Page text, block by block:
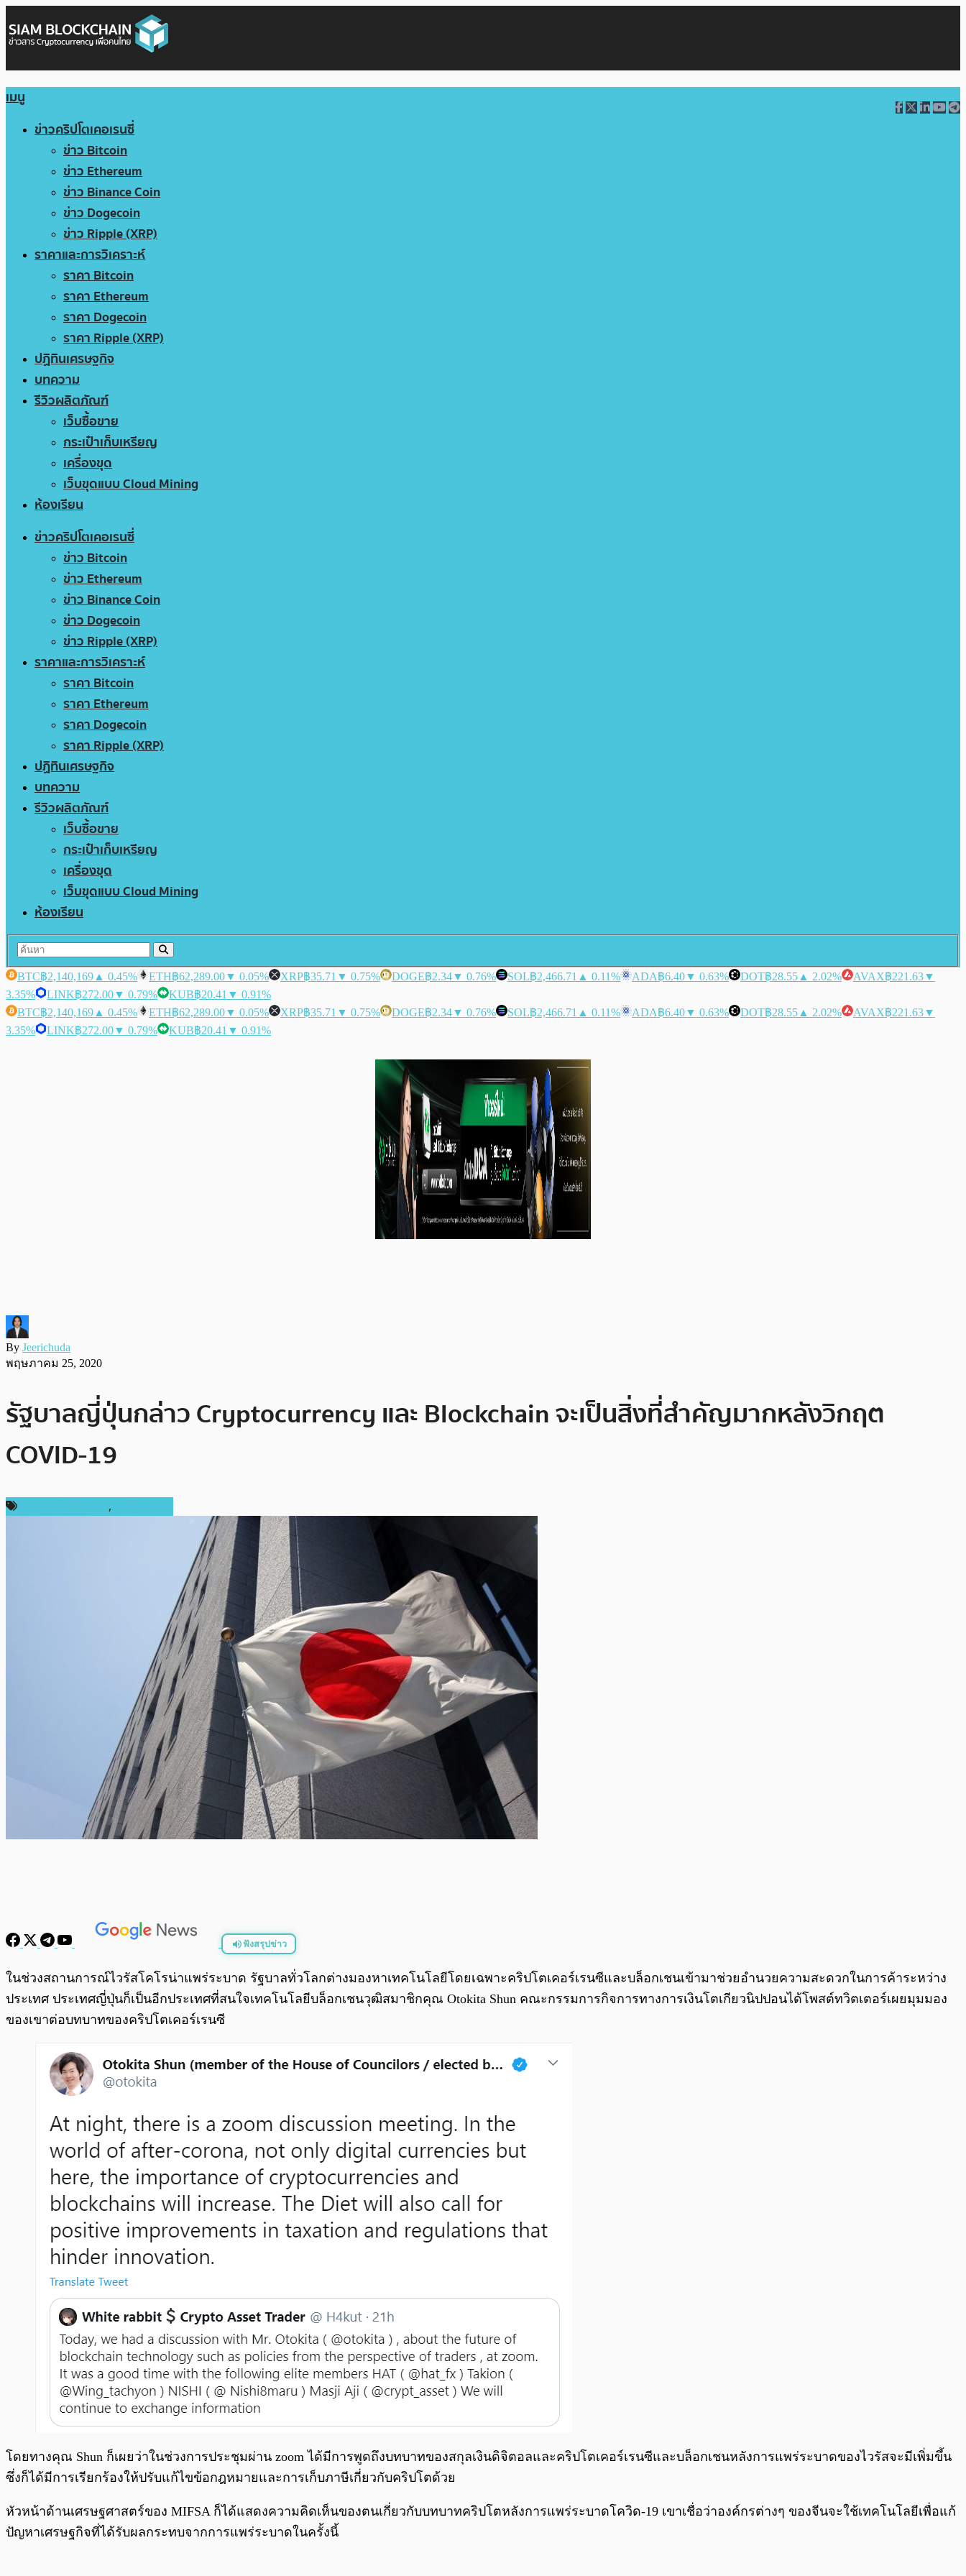
เมนู
ข่าวคริปโตเคอเรนซี่
ข่าว Bitcoin
ข่าว Ethereum
ข่าว Binance Coin
ข่าว Dogecoin
ข่าว Ripple (XRP)
ราคาและการวิเคราะห์
ราคา Bitcoin
ราคา Ethereum
ราคา Dogecoin
ราคา Ripple (XRP)
ปฏิทินเศรษฐกิจ
บทความ
รีวิวผลิตภัณฑ์
เว็บซื้อขาย
กระเป๋าเก็บเหรียญ
เครื่องขุด
เว็บขุดแบบ Cloud Mining
ห้องเรียน
ข่าวคริปโตเคอเรนซี่
ข่าว Bitcoin
ข่าว Ethereum
ข่าว Binance Coin
ข่าว Dogecoin
ข่าว Ripple (XRP)
ราคาและการวิเคราะห์
ราคา Bitcoin
ราคา Ethereum
ราคา Dogecoin
ราคา Ripple (XRP)
ปฏิทินเศรษฐกิจ
บทความ
รีวิวผลิตภัณฑ์
เว็บซื้อขาย
กระเป๋าเก็บเหรียญ
เครื่องขุด
เว็บขุดแบบ Cloud Mining
ห้องเรียน
BTC฿2,140,169 ▲ 0.45% ETH฿62,289.00▼ 0.05% XRP฿35.71 ▼ 0.75% DOGE฿2.34▼ 0.76% SOL฿2,466.71 ▲ 0.11% ADA฿6.40▼ 0.63% DOT฿28.55 ▲ 2.02% AVAX฿221.63▼
3.35%
LINK฿272.00▼ 0.79% KUB฿20.41 ▼ 0.91%
BTC฿2,140,169 ▲ 0.45% ETH฿62,289.00▼ 0.05% XRP฿35.71 ▼ 0.75% DOGE฿2.34▼ 0.76% SOL฿2,466.71 ▲ 0.11% ADA฿6.40▼ 0.63% DOT฿28.55 ▲ 2.02% AVAX฿221.63▼
3.35%
LINK฿272.00▼ 0.79% KUB฿20.41 ▼ 0.91%
By Jeerichuda
พฤษภาคม 25, 2020
รัฐบาลญี่ปุ่นกล่าว Cryptocurrency และ Blockchain จะเป็นสิ่งที่สำคัญมากหลังวิกฤต
COVID-19
,
ฟังสรุปข่าว
พร้อมเล่น /0:00
ในช่วงสถานการณ์ไวรัสโคโรน่าแพร่ระบาด รัฐบาลทั่วโลกต่างมองหาเทคโนโลยีโดยเฉพาะคริปโตเคอร์เรนซีและบล็อกเชนเข้ามาช่วยอำนวยความสะดวกในการค้าระหว่าง
ประเทศ ประเทศญี่ปุ่นก็เป็นอีกประเทศที่สนใจเทคโนโลยีบล็อกเชนวุฒิสมาชิกคุณ Otokita Shun คณะกรรมการกิจการทางการเงินโตเกียวนิปปอนได้โพสต์ทวิตเตอร์เผยมุมมอง
ของเขาต่อบทบาทของคริปโตเคอร์เรนซี
โดยทางคุณ Shun ก็เผยว่าในช่วงการประชุมผ่าน zoom ได้มีการพูดถึงบทบาทของสกุลเงินดิจิตอลและคริปโตเคอร์เรนซีและบล็อกเชนหลังการแพร่ระบาดของไวรัสจะมีเพิ่มขึ้น
ซึ่งก็ได้มีการเรียกร้องให้ปรับแก้ไขข้อกฎหมายและการเก็บภาษีเกี่ยวกับคริปโตด้วย
หัวหน้าด้านเศรษฐศาสตร์ของ MIFSA ก็ได้แสดงความคิดเห็นของตนเกี่ยวกับบทบาทคริปโตหลังการแพร่ระบาดโควิด-19 เขาเชื่อว่าองค์กรต่างๆ ของจีนจะใช้เทคโนโลยีเพื่อแก้
ปัญหาเศรษฐกิจที่ได้รับผลกระทบจากการแพร่ระบาดในครั้งนี้